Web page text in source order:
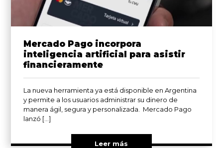
Mercado Pago incorpora
inteligencia artificial para asistir
financieramente
La nueva herramienta ya está disponible en Argentina
y permite a los usuarios administrar su dinero de
manera ágil, segura y personalizada. Mercado Pago
lanzó […]
Leer más